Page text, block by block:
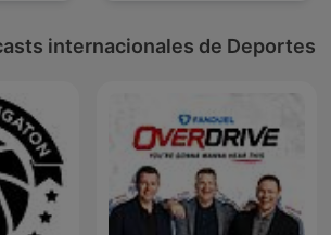
internacionales de Deportes